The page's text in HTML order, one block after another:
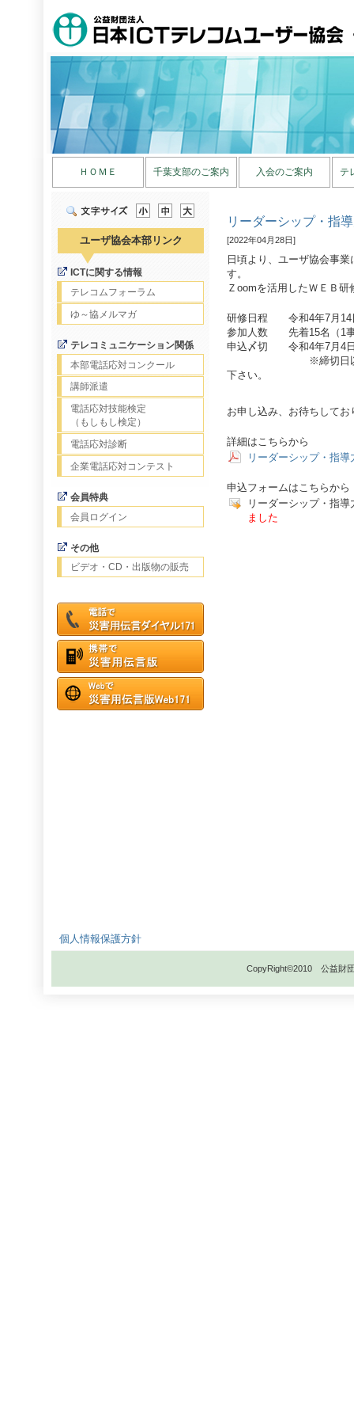
ＨＯＭＥ 千葉支部のご案内 入会のご案内 テ
ユーザ協会本部リンク
ICTに関する情報
テレコムフォーラム
ゆ～協メルマガ
テレコミュニケーション関係
本部電話応対コンクール
講師派遣
電話応対技能検定
（もしもし検定）
電話応対診断
企業電話応対コンテスト
会員特典
会員ログイン
その他
ビデオ・CD・出版物の販売
リーダーシップ・指
[2022年04月28日]
日頃より、ユーザ協会事
す。
Ｚoomを活用したＷＥＢ
研修日程 令和4年7月14
参加人数 先着15名（1事
申込〆切 令和4年7月4
※締切日以降の申
下さい。
お申し込み、お待ちしてお
詳細はこちらから
リーダーシップ・指
申込フォームはこちらから
リーダーシップ・指
ました
個人情報保護方針
CopyRight©2010 公益財